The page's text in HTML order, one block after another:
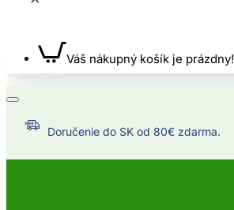
Váš nákupný košík je prázdny!
Doručenie do SK od 80€ zdarma.